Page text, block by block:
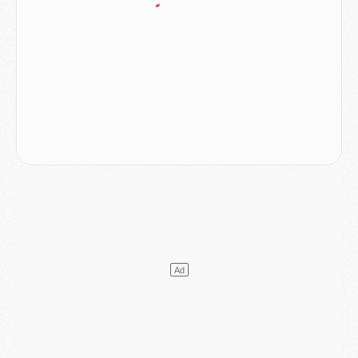
- Majorque/PSG (3-0), les performances individuelles